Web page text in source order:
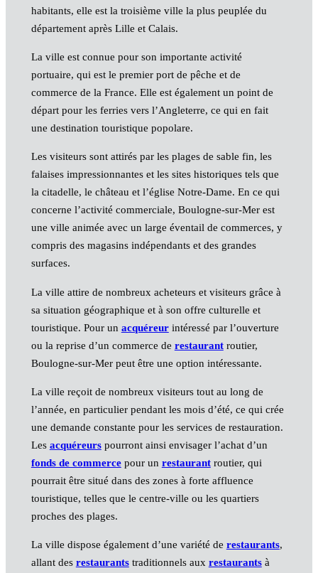
habitants, elle est la troisième ville la plus peuplée du
département après Lille et Calais.
La ville est connue pour son importante activité
portuaire, qui est le premier port de pêche et de
commerce de la France. Elle est également un point de
départ pour les ferries vers l’Angleterre, ce qui en fait
une destination touristique popolare.
Les visiteurs sont attirés par les plages de sable fin, les
falaises impressionnantes et les sites historiques tels que
la citadelle, le château et l’église Notre-Dame. En ce qui
concerne l’activité commerciale, Boulogne-sur-Mer est
une ville animée avec un large éventail de commerces, y
compris des magasins indépendants et des grandes
surfaces.
La ville attire de nombreux acheteurs et visiteurs grâce à
sa situation géographique et à son offre culturelle et
touristique. Pour un acquéreurintéressé par l’ouverture
ou la reprise d’un commerce de restaurantroutier,
Boulogne-sur-Mer peut être une option intéressante.
La ville reçoit de nombreux visiteurs tout au long de
l’année, en particulier pendant les mois d’été, ce qui crée
une demande constante pour les services de restauration.
Les acquéreurspourront ainsi envisager l’achat d’un
fonds de commercepour un restaurantroutier, qui
pourrait être situé dans des zones à forte affluence
touristique, telles que le centre-ville ou les quartiers
proches des plages.
La ville dispose également d’une variété de restaurants,
allant des restaurantstraditionnels aux restaurantsà